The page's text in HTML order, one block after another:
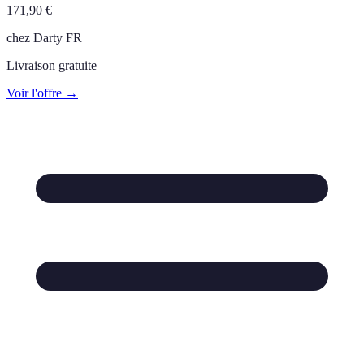
171,90 €
chez Darty FR
Livraison gratuite
Voir l'offre →